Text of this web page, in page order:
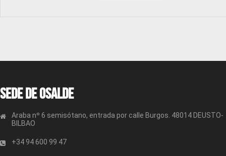
Sede de OSALDE
Araba nº 6 semisótano, entrada por calle Burgos. 48014 DEUSTO-
BILBAO
+34 94 600 99 47